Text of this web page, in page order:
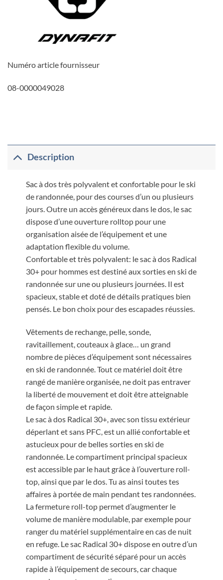
Numéro article fournisseur
08-0000049028
Description
Sac à dos très polyvalent et confortable pour le ski
de randonnée, pour des courses d’un ou plusieurs
jours. Outre un accès généreux dans le dos, le sac
dispose d’une ouverture rolltop pour une
organisation aisée de l’équipement et une
adaptation flexible du volume.
Confortable et très polyvalent: le sac à dos Radical
30+ pour hommes est destiné aux sorties en ski de
randonnée sur une ou plusieurs journées. Il est
spacieux, stable et doté de détails pratiques bien
pensés. Le bon choix pour des escapades réussies.
Vêtements de rechange, pelle, sonde,
ravitaillement, couteaux à glace… un grand
nombre de pièces d’équipement sont nécessaires
en ski de randonnée. Tout ce matériel doit être
rangé de manière organisée, ne doit pas entraver
la liberté de mouvement et doit être atteignable
de façon simple et rapide.
Le sac à dos Radical 30+, avec son tissu extérieur
déperlant et sans PFC, est un allié confortable et
astucieux pour de belles sorties en ski de
randonnée. Le compartiment principal spacieux
est accessible par le haut grâce à l’ouverture roll-
top, ainsi que par le dos. Tu as ainsi toutes tes
affaires à portée de main pendant tes randonnées.
La fermeture roll-top permet d’augmenter le
volume de manière modulable, par exemple pour
ranger du matériel supplémentaire en cas de nuit
en refuge. Le sac Radical 30+ dispose en outre d’un
compartiment de sécurité séparé pour un accès
rapide à l’équipement de secours, car chaque